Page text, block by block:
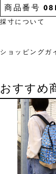
商品番号
採寸について
ショッピングガ
おすすめ